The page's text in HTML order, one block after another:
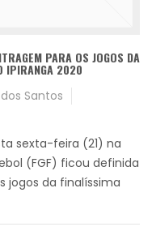
PARA OS JOGOS DA
IPIRANGA 2020
Santos
sexta-feira (21) na
(FGF) ficou definida
jogos da finalíssima